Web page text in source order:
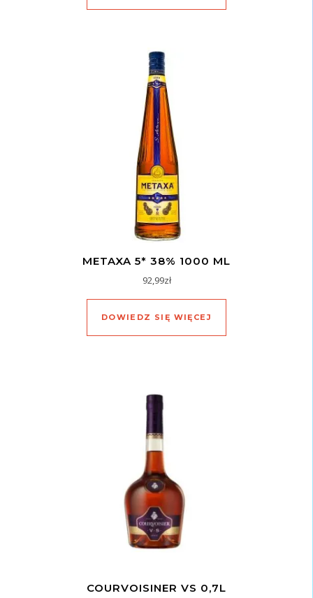
METAXA 5* 38% 1000 ML
92,99zł
DOWIEDZ SIĘ WIĘCEJ
COURVOISINER VS 0,7L